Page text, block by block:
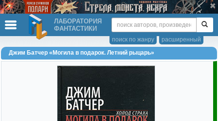
ЛАБОРАТОРИЯ
ФАНТАСТИКИ
расширенный
поиск по жанру
Джим Батчер «Могила в подарок. Летний рыцарь»